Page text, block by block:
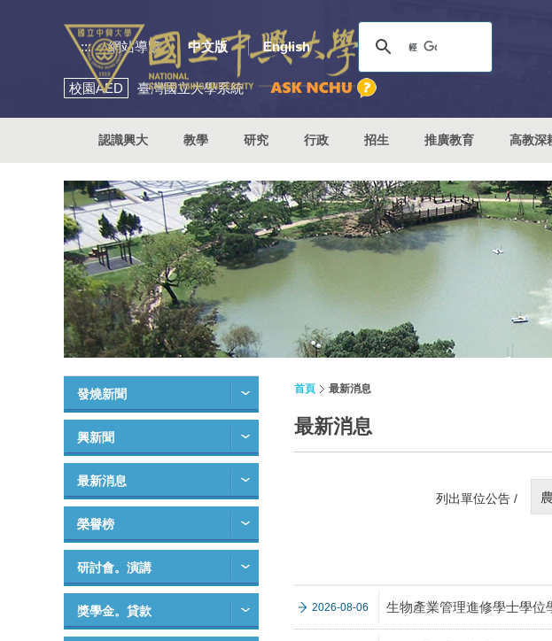
::: 網站導覽 中文版 English
校園AED 臺灣國立大學系統
認識興大 教學 研究 行政 招生 推廣教育 高教深
發燒新聞
興新聞
最新消息
榮譽榜
研討會。演講
獎學金。貸款
首頁 最新消息
最新消息
列出單位公告 /
2026-08-06 生物產業管理進修學士學位